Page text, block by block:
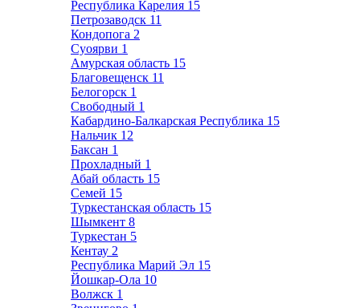
Республика Карелия 15
Петрозаводск 11
Кондопога 2
Суоярви 1
Амурская область 15
Благовещенск 11
Белогорск 1
Свободный 1
Кабардино-Балкарская Республика 15
Нальчик 12
Баксан 1
Прохладный 1
Абай область 15
Семей 15
Туркестанская область 15
Шымкент 8
Туркестан 5
Кентау 2
Республика Марий Эл 15
Йошкар-Ола 10
Волжск 1